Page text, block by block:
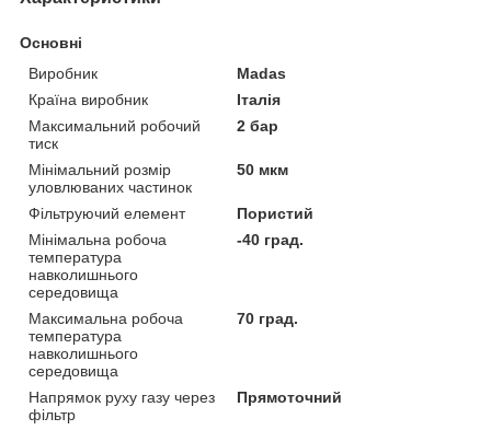
Основні
Виробник
Madas
Країна виробник
Італія
Максимальний робочий
тиск
2 бар
Мінімальний розмір
уловлюваних частинок
50 мкм
Фільтруючий елемент
Пористий
Мінімальна робоча
температура
навколишнього
середовища
-40 град.
Максимальна робоча
температура
навколишнього
середовища
70 град.
Напрямок руху газу через
фільтр
Прямоточний